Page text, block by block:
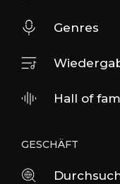
Genres
Hall of
GESCHÄFT